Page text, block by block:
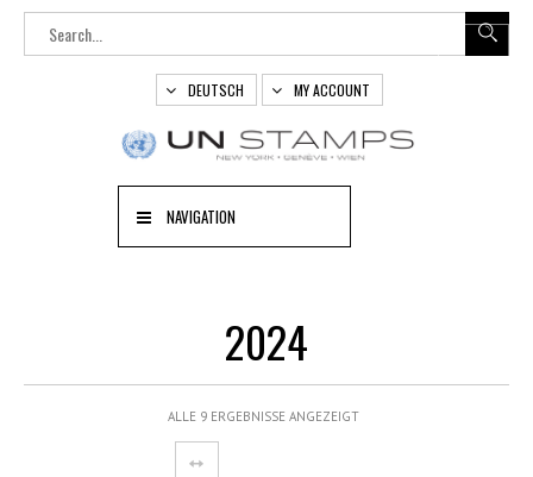
DEUTSCH MY ACCOUNT
NAVIGATION
2024
ALLE 9 ERGEBNISSE ANGEZEIGT